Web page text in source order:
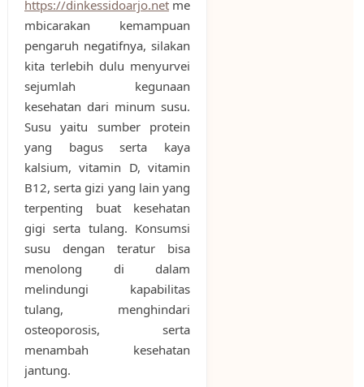
https://dinkessidoarjo.netme
mbicarakan kemampuan
pengaruh negatifnya, silakan
kita terlebih dulu menyurvei
sejumlah kegunaan
kesehatan dari minum susu.
Susu yaitu sumber protein
yang bagus serta kaya
kalsium, vitamin D, vitamin
B12, serta gizi yang lain yang
terpenting buat kesehatan
gigi serta tulang. Konsumsi
susu dengan teratur bisa
menolong di dalam
melindungi kapabilitas
tulang, menghindari
osteoporosis, serta
menambah kesehatan
jantung.